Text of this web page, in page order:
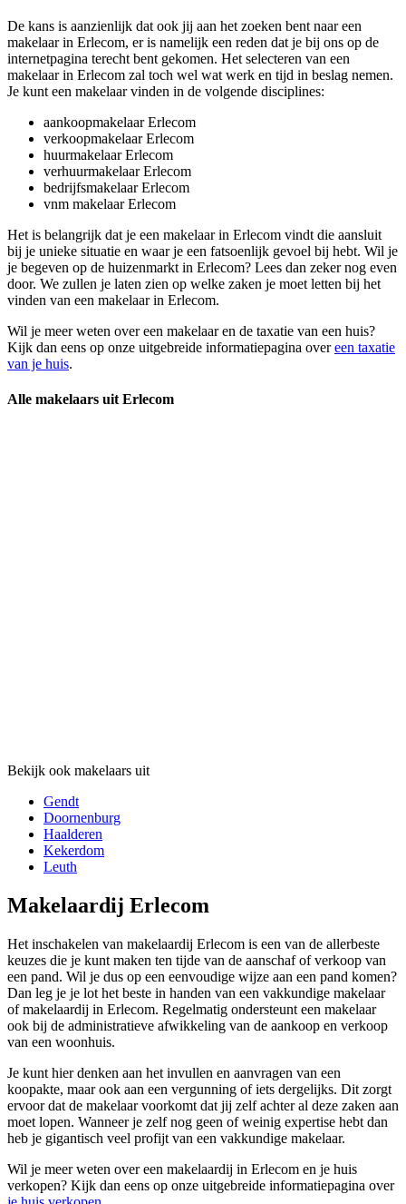
De kans is aanzienlijk dat ook jij aan het zoeken bent naar een
makelaar in Erlecom, er is namelijk een reden dat je bij ons op de
internetpagina terecht bent gekomen. Het selecteren van een
makelaar in Erlecom zal toch wel wat werk en tijd in beslag nemen.
Je kunt een makelaar vinden in de volgende disciplines:
aankoopmakelaar Erlecom
verkoopmakelaar Erlecom
huurmakelaar Erlecom
verhuurmakelaar Erlecom
bedrijfsmakelaar Erlecom
vnm makelaar Erlecom
Het is belangrijk dat je een makelaar in Erlecom vindt die aansluit
bij je unieke situatie en waar je een fatsoenlijk gevoel bij hebt. Wil je
je begeven op de huizenmarkt in Erlecom? Lees dan zeker nog even
door. We zullen je laten zien op welke zaken je moet letten bij het
vinden van een makelaar in Erlecom.
Wil je meer weten over een makelaar en de taxatie van een huis?
Kijk dan eens op onze uitgebreide informatiepagina overeen taxatie
van je huis.
Alle makelaars uit Erlecom
Bekijk ook makelaars uit
Gendt
Doornenburg
Haalderen
Kekerdom
Leuth
Makelaardij Erlecom
Het inschakelen van makelaardij Erlecom is een van de allerbeste
keuzes die je kunt maken ten tijde van de aanschaf of verkoop van
een pand. Wil je dus op een eenvoudige wijze aan een pand komen?
Dan leg je je lot het beste in handen van een vakkundige makelaar
of makelaardij in Erlecom. Regelmatig ondersteunt een makelaar
ook bij de administratieve afwikkeling van de aankoop en verkoop
van een woonhuis.
Je kunt hier denken aan het invullen en aanvragen van een
koopakte, maar ook aan een vergunning of iets dergelijks. Dit zorgt
ervoor dat de makelaar voorkomt dat jij zelf achter al deze zaken aan
moet lopen. Wanneer je zelf nog geen of weinig expertise hebt dan
heb je gigantisch veel profijt van een vakkundige makelaar.
Wil je meer weten over een makelaardij in Erlecom en je huis
verkopen? Kijk dan eens op onze uitgebreide informatiepagina over